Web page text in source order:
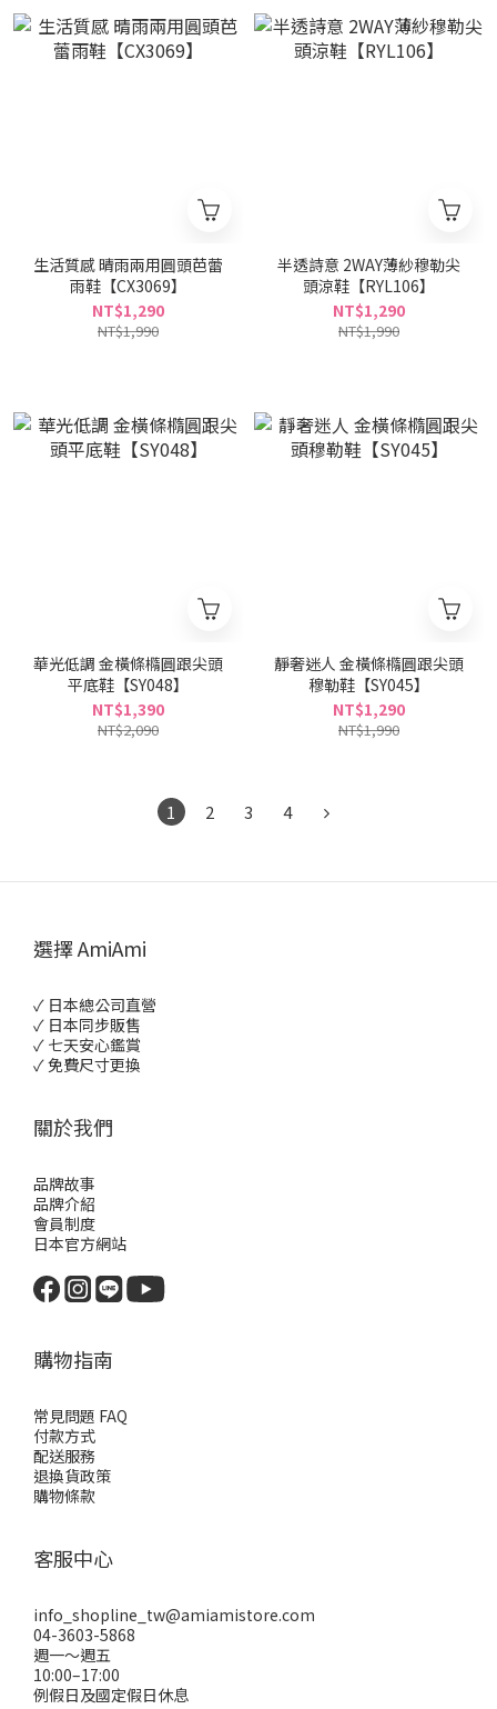
生活質感 晴雨兩用圓頭芭蕾
雨鞋【CX3069】
NT$1,290
NT$1,990
半透詩意 2WAY薄紗穆勒尖
頭涼鞋【RYL106】
NT$1,290
NT$1,990
華光低調 金橫條橢圓跟尖頭
平底鞋【SY048】
NT$1,390
NT$2,090
靜奢迷人 金橫條橢圓跟尖頭
穆勒鞋【SY045】
NT$1,290
NT$1,990
1 2 3 4
選擇 AmiAmi
✓ 日本總公司直營
✓ 日本同步販售
✓ 七天安心鑑賞
✓ 免費尺寸更換
關於我們
品牌故事
品牌介紹
會員制度
日本官方網站
購物指南
常見問題 FAQ
付款方式
配送服務
退換貨政策
購物條款
客服中心
info_shopline_tw@amiamistore.com
04-3603-5868
週一～週五
10:00–17:00
例假日及國定假日休息